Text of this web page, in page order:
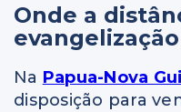
Onde a
evangelização
Na Papua-Nova
disposição para